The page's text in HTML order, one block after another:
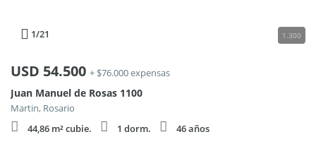
1/21 1.300
USD 54.500 + $76.000 expensas
Juan Manuel de Rosas 1100
Martin, Rosario
44,86 m² cubie.
1 dorm.
46 años